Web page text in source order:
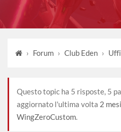
› Forum › Club Eden ›
Questo topic ha 5 risposte, 5
aggiornato l'ultima volta 2
WingZeroCustom.